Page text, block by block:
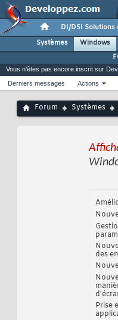
DI/DSI
Systèmes
Windows
Vous n'êtes pas encore inscrit sur
Derniers messages
Actions
Forum Systèmes
des
Prise